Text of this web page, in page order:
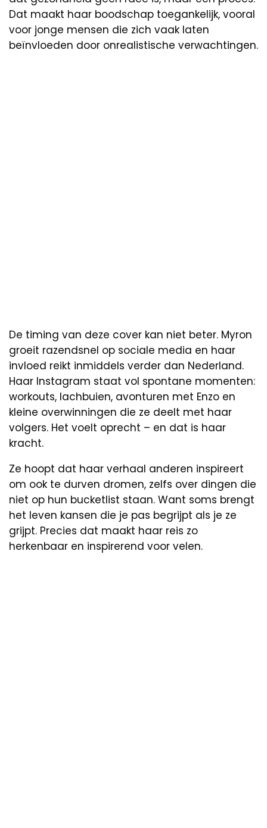
Dat maakt haar boodschap toegankelijk, vooral
voor jonge mensen die zich vaak laten
beïnvloeden door onrealistische verwachtingen.
De timing van deze cover kan niet beter. Myron
groeit razendsnel op sociale media en haar
invloed reikt inmiddels verder dan Nederland.
Haar Instagram staat vol spontane momenten:
workouts, lachbuien, avonturen met Enzo en
kleine overwinningen die ze deelt met haar
volgers. Het voelt oprecht – en dat is haar
kracht.
Ze hoopt dat haar verhaal anderen inspireert
om ook te durven dromen, zelfs over dingen die
niet op hun bucketlist staan. Want soms brengt
het leven kansen die je pas begrijpt als je ze
grijpt. Precies dat maakt haar reis zo
herkenbaar en inspirerend voor velen.